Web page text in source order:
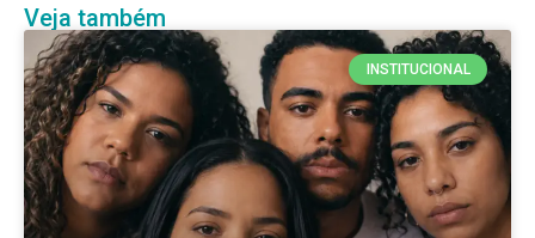
Veja também
INSTITUCIONAL